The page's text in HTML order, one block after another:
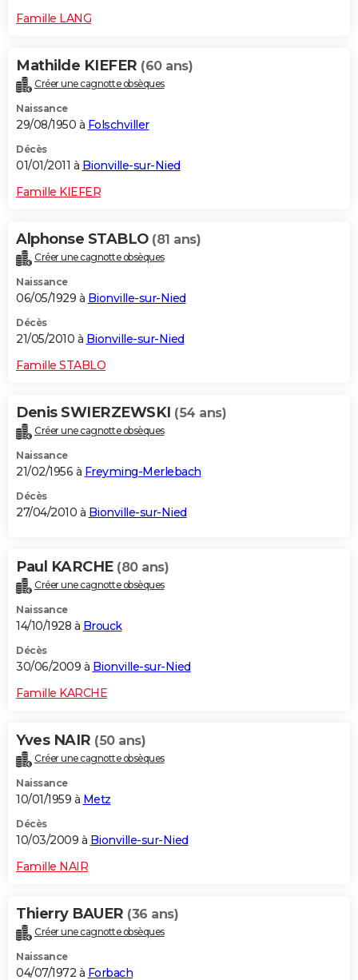
Famille LANG
Mathilde KIEFER (60 ans)
Créer une cagnotte obsèques
Naissance
29/08/1950 à Folschviller
Décès
01/01/2011 à Bionville-sur-Nied
Famille KIEFER
Alphonse STABLO (81 ans)
Créer une cagnotte obsèques
Naissance
06/05/1929 à Bionville-sur-Nied
Décès
21/05/2010 à Bionville-sur-Nied
Famille STABLO
Denis SWIERZEWSKI (54 ans)
Créer une cagnotte obsèques
Naissance
21/02/1956 à Freyming-Merlebach
Décès
27/04/2010 à Bionville-sur-Nied
Paul KARCHE (80 ans)
Créer une cagnotte obsèques
Naissance
14/10/1928 à Brouck
Décès
30/06/2009 à Bionville-sur-Nied
Famille KARCHE
Yves NAIR (50 ans)
Créer une cagnotte obsèques
Naissance
10/01/1959 à Metz
Décès
10/03/2009 à Bionville-sur-Nied
Famille NAIR
Thierry BAUER (36 ans)
Créer une cagnotte obsèques
Naissance
04/07/1972 à Forbach